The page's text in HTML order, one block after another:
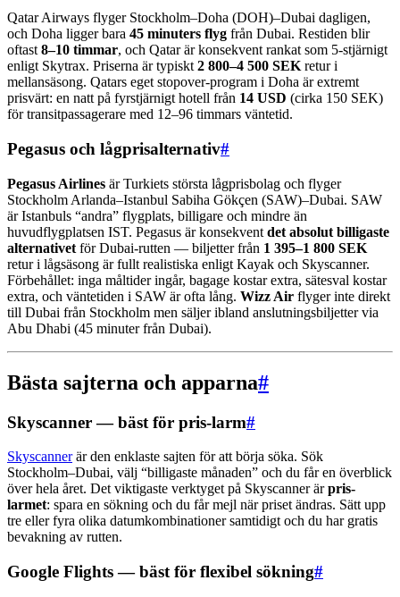
Qatar Airways flyger Stockholm–Doha (DOH)–Dubai dagligen,
och Doha ligger bara 45 minuters flyg från Dubai. Restiden blir
oftast8–10 timmar, och Qatar är konsekvent rankat som 5-stjärnigt
enligt Skytrax. Priserna är typiskt2 800–4 500 SEKretur i
mellansäsong. Qatars eget stopover-program i Doha är extremt
prisvärt: en natt på fyrstjärnigt hotell från 14 USD (cirka 150 SEK)
för transitpassagerare med 12–96 timmars väntetid.
Pegasus och lågprisalternativ#
Pegasus Airlines är Turkiets största lågprisbolag och flyger
Stockholm Arlanda–Istanbul Sabiha Gökçen (SAW)–Dubai. SAW
är Istanbuls “andra” flygplats, billigare och mindre än
huvudflygplatsen IST. Pegasus är konsekvent det absolut billigaste
alternativet för Dubai-rutten — biljetter från 1 395–1 800 SEK
retur i lågsäsong är fullt realistiska enligt Kayak och Skyscanner.
Förbehållet: inga måltider ingår, bagage kostar extra, sätesval kostar
extra, och väntetiden i SAW är ofta lång. Wizz Air flyger inte direkt
till Dubai från Stockholm men säljer ibland anslutningsbiljetter via
Abu Dhabi (45 minuter från Dubai).
Bästa sajterna och apparna#
Skyscanner — bäst för pris-larm#
Skyscannerär den enklaste sajten för att börja söka. Sök
Stockholm–Dubai, välj “billigaste månaden” och du får en överblick
över hela året. Det viktigaste verktyget på Skyscanner ärpris-
larmet: spara en sökning och du får mejl när priset ändras. Sätt upp
tre eller fyra olika datumkombinationer samtidigt och du har gratis
bevakning av rutten.
Google Flights — bäst för flexibel sökning#